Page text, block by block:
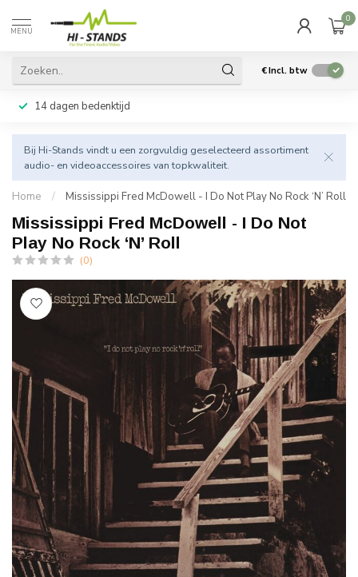
MENU
0
€Incl. btw
14 dagen bedenktijd
Bij Hi-Stands vindt u een zorgvuldig geselecteerd assortiment
audio- en videoaccessoires van topkwaliteit.
Home / Mississippi Fred McDowell - I Do Not Play No Rock ‘N’ Roll
Mississippi Fred McDowell - I Do Not
Play No Rock ‘N’ Roll
(0)